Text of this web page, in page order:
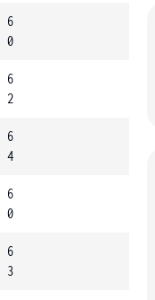
6
0
6
2
6
4
6
0
6
3